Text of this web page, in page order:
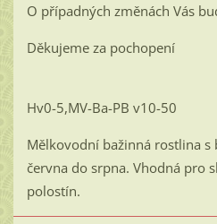
O případných změnách Vás
Děkujeme za pochopení
Hv0-5,MV-Ba-PB v10-50
Mělkovodní bažinná rostlina s
června do srpna. Vhodná pro
polostín.